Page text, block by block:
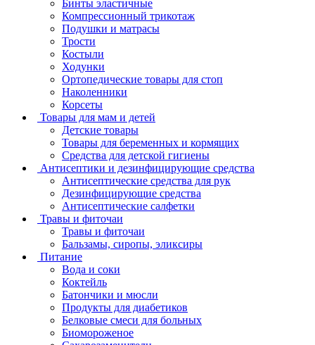
Бинты эластичные
Компрессионный трикотаж
Подушки и матрасы
Трости
Костыли
Ходунки
Ортопедические товары для стоп
Наколенники
Корсеты
Товары для мам и детей
Детские товары
Товары для беременных и кормящих
Средства для детской гигиены
Антисептики и дезинфицирующие средства
Антисептические средства для рук
Дезинфицирующие средства
Антисептические салфетки
Травы и фиточаи
Травы и фиточаи
Бальзамы, сиропы, эликсиры
Питание
Вода и соки
Коктейль
Батончики и мюсли
Продукты для диабетиков
Белковые смеси для больных
Биомороженое